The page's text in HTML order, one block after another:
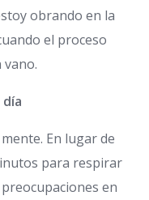
obrando en la
el proceso
En lugar de
para respirar
en